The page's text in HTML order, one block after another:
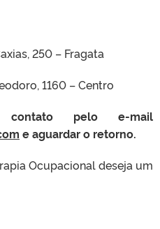
250 – Fragata
1160 – Centro
contato pelo e-mail
e aguardar o retorno.
Ocupacional deseja um